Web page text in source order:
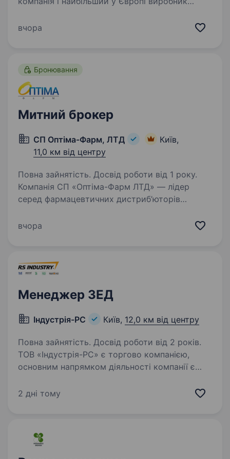
уже понад 4,5 мільйони кінцевих користувачів
вчора
Бронювання
Митний брокер
СП Оптіма-Фарм, ЛТД
Київ,
11,0 км від центру
Повна зайнятість. Досвід роботи від 1 року.
Компанія СП «Оптіма-Фарм ЛТД» — лідер
серед фармацевтичних дистриб’юторів
світових виробників лікарських препаратів.
вчора
Менеджер ЗЕД
Індустрія-РС Київ, 12,0 км від центру
Повна зайнятість. Досвід роботи від 2 років.
ТОВ «Індустрія-РС» є торгово компанією,
основним напрямком діяльності компанії є
водопостачання, опалення) та насосного
2 дні тому